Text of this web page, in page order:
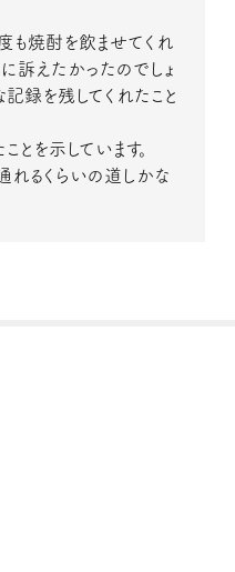
も焼酎を飲ませてくれ
訴えたかったのでしょ
録を残してくれたこと
とを示しています。
れるくらいの道しかな